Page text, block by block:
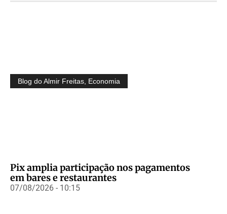
Blog do Almir Freitas Economia
Pix amplia participação nos pagamentos
em bares e restaurantes
07/08/2026 - 10:15